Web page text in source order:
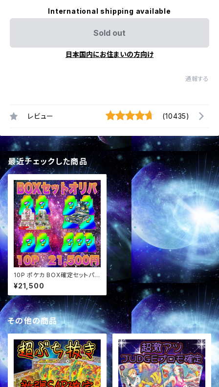
International shipping available
Sold out
日本国内にお住まいの方向け
通報する
レビュー (10435)
最近チェックした商品
10P ポケカ BOX確定セットパッ
ク オリパ
¥21,500
その他の商品